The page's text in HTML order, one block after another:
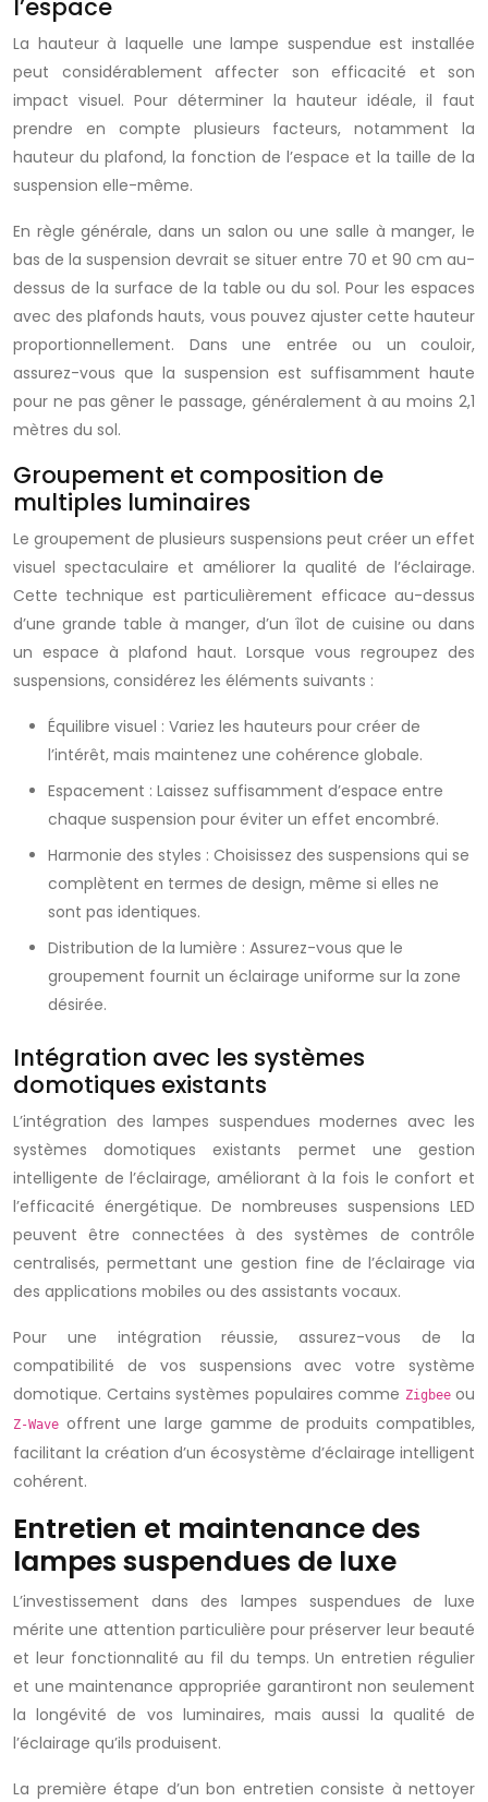
l’espace
La hauteur à laquelle une lampe suspendue est installée
peut considérablement affecter son efficacité et son
impact visuel. Pour déterminer la hauteur idéale, il faut
prendre en compte plusieurs facteurs, notamment la
hauteur du plafond, la fonction de l’espace et la taille de la
suspension elle-même.
En règle générale, dans un salon ou une salle à manger, le
bas de la suspension devrait se situer entre 70 et 90 cm au-
dessus de la surface de la table ou du sol. Pour les espaces
avec des plafonds hauts, vous pouvez ajuster cette hauteur
proportionnellement. Dans une entrée ou un couloir,
assurez-vous que la suspension est suffisamment haute
pour ne pas gêner le passage, généralement à au moins 2,1
mètres du sol.
Groupement et composition de
multiples luminaires
Le groupement de plusieurs suspensions peut créer un effet
visuel spectaculaire et améliorer la qualité de l’éclairage.
Cette technique est particulièrement efficace au-dessus
d’une grande table à manger, d’un îlot de cuisine ou dans
un espace à plafond haut. Lorsque vous regroupez des
suspensions, considérez les éléments suivants :
Équilibre visuel : Variez les hauteurs pour créer de
l’intérêt, mais maintenez une cohérence globale.
Espacement : Laissez suffisamment d’espace entre
chaque suspension pour éviter un effet encombré.
Harmonie des styles : Choisissez des suspensions qui se
complètent en termes de design, même si elles ne
sont pas identiques.
Distribution de la lumière : Assurez-vous que le
groupement fournit un éclairage uniforme sur la zone
désirée.
Intégration avec les systèmes
domotiques existants
L’intégration des lampes suspendues modernes avec les
systèmes domotiques existants permet une gestion
intelligente de l’éclairage, améliorant à la fois le confort et
l’efficacité énergétique. De nombreuses suspensions LED
peuvent être connectées à des systèmes de contrôle
centralisés, permettant une gestion fine de l’éclairage via
des applications mobiles ou des assistants vocaux.
Pour une intégration réussie, assurez-vous de la
compatibilité de vos suspensions avec votre système
domotique. Certains systèmes populaires comme Zigbeeou
Z-Wave offrent une large gamme de produits compatibles,
facilitant la création d’un écosystème d’éclairage intelligent
cohérent.
Entretien et maintenance des
lampes suspendues de luxe
L’investissement dans des lampes suspendues de luxe
mérite une attention particulière pour préserver leur beauté
et leur fonctionnalité au fil du temps. Un entretien régulier
et une maintenance appropriée garantiront non seulement
la longévité de vos luminaires, mais aussi la qualité de
l’éclairage qu’ils produisent.
La première étape d’un bon entretien consiste à nettoyer